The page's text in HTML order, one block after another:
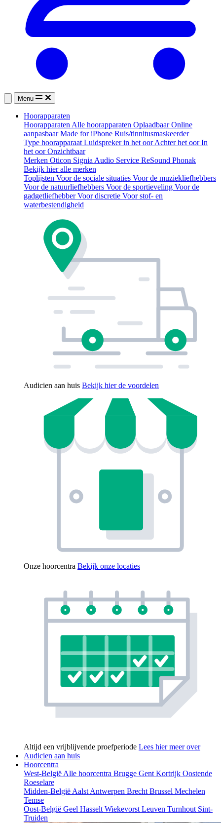
Menu
Hoorapparaten
Hoorapparaten Alle hoorapparaten OplaadbaarOnline
aanpasbaarMade for iPhone Ruis/tinnitusmaskeerder
Type hoorapparaat Luidspreker in het oorAchter het oorIn
het oorOnzichtbaar
Merken Oticon Signia Audio Service ReSound Phonak
Bekijk hier alle merken
Toplijsten Voor de sociale situaties Voor de muziekliefhebbers
Voor de natuurliefhebbers Voor de sportieveling Voor de
gadgetliefhebberVoor discretie Voor stof- en
waterbestendigheid
Audicien aan huis Bekijk hier de voordelen
Onze hoorcentra Bekijk onze locaties
Altijd een vrijblijvende proefperiode Lees hier meer over
Audicien aan huis
Hoorcentra
West-België Alle hoorcentra Brugge Gent Kortrijk Oostende
Roeselare
Midden-België Aalst Antwerpen Brecht Brussel Mechelen
Temse
Oost-België Geel Hasselt Wiekevorst Leuven Turnhout Sint-
Truiden